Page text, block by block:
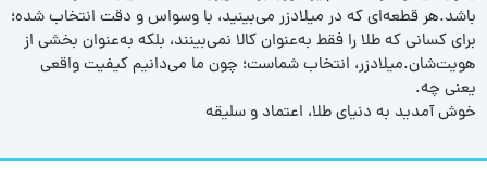
باشد.هر قطعه‌ای که در میلادزر می‌بینید، با وسواس و دقت انتخاب شده؛
برای کسانی که طلا را فقط به‌عنوان کالا نمی‌بینند، بلکه به‌عنوان بخشی از
هویت‌شان.میلادزر، انتخاب شماست؛ چون ما می‌دانیم کیفیت واقعی
یعنی چه.
خوش آمدید به دنیای طلا، اعتماد و سلیقه